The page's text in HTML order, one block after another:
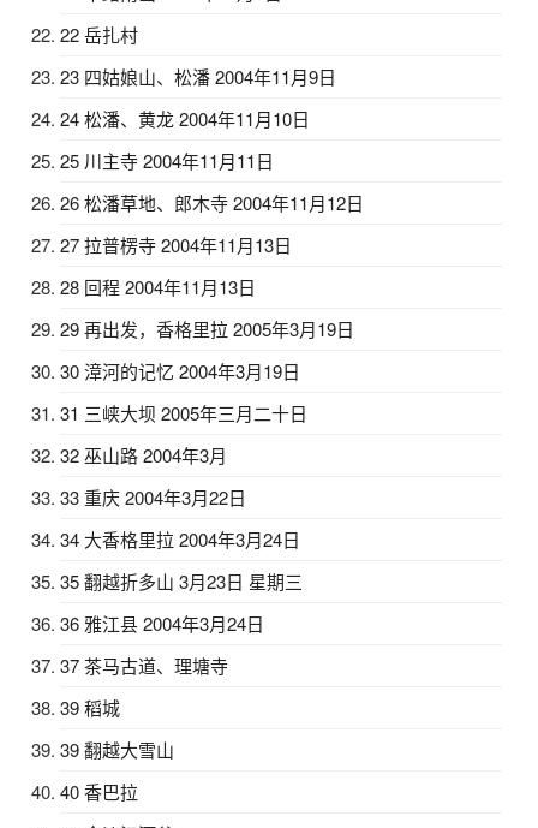
22 岳扎村
23 四姑娘山、松潘 2004年11月9日
24 松潘、黄龙 2004年11月10日
25 川主寺 2004年11月11日
26 松潘草地、郎木寺 2004年11月12日
27 拉普楞寺 2004年11月13日
28 回程 2004年11月13日
29 再出发，香格里拉 2005年3月19日
30 漳河的记忆 2004年3月19日
31 三峡大坝 2005年三月二十日
32 巫山路 2004年3月
33 重庆 2004年3月22日
34 大香格里拉 2004年3月24日
35 翻越折多山 3月23日 星期三
36 雅江县 2004年3月24日
37 茶马古道、理塘寺
39 稻城
39 翻越大雪山
40 香巴拉